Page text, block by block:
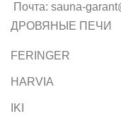
Почта: sauna-
ДРОВЯНЫЕ ПЕЧИ
FERINGER
HARVIA
IKI